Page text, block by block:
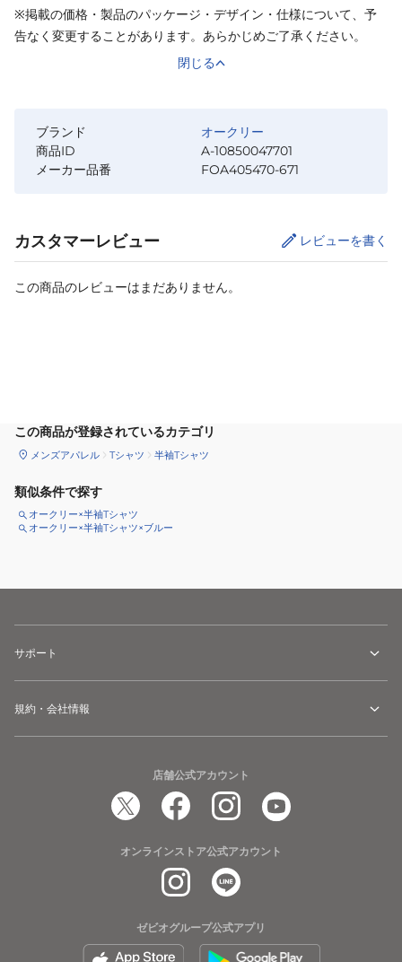
※掲載の価格・製品のパッケージ・デザイン・仕様について、予
告なく変更することがあります。あらかじめご了承ください。
閉じる
ブランド
オークリー
商品ID
A-10850047701
メーカー品番
FOA405470-671
カスタマーレビュー レビューを書く
この商品のレビューはまだありません。
この商品が登録されているカテゴリ
メンズアパレル Tシャツ 半袖Tシャツ
類似条件で探す
オークリー×半袖Tシャツ
オークリー×半袖Tシャツ×ブルー
サポート
規約・会社情報
店舗公式アカウント
オンラインストア公式アカウント
ゼビオグループ公式アプリ